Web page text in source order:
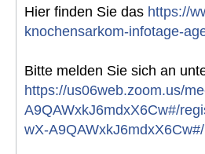
Hier finden Sie das https://
knochensarkom-infotage-
Bitte melden Sie sich an
https://us06web.zoom.us/
A9QAWxkJ6mdxX6Cw#/
wX-